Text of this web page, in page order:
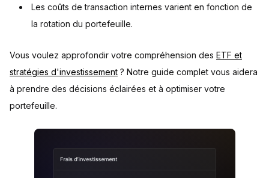
Les coûts de transaction internes varient en fonction de
la rotation du portefeuille.
Vous voulez approfondir votre compréhension des ETF et
stratégies d'investissement ? Notre guide complet vous aidera
à prendre des décisions éclairées et à optimiser votre
portefeuille.